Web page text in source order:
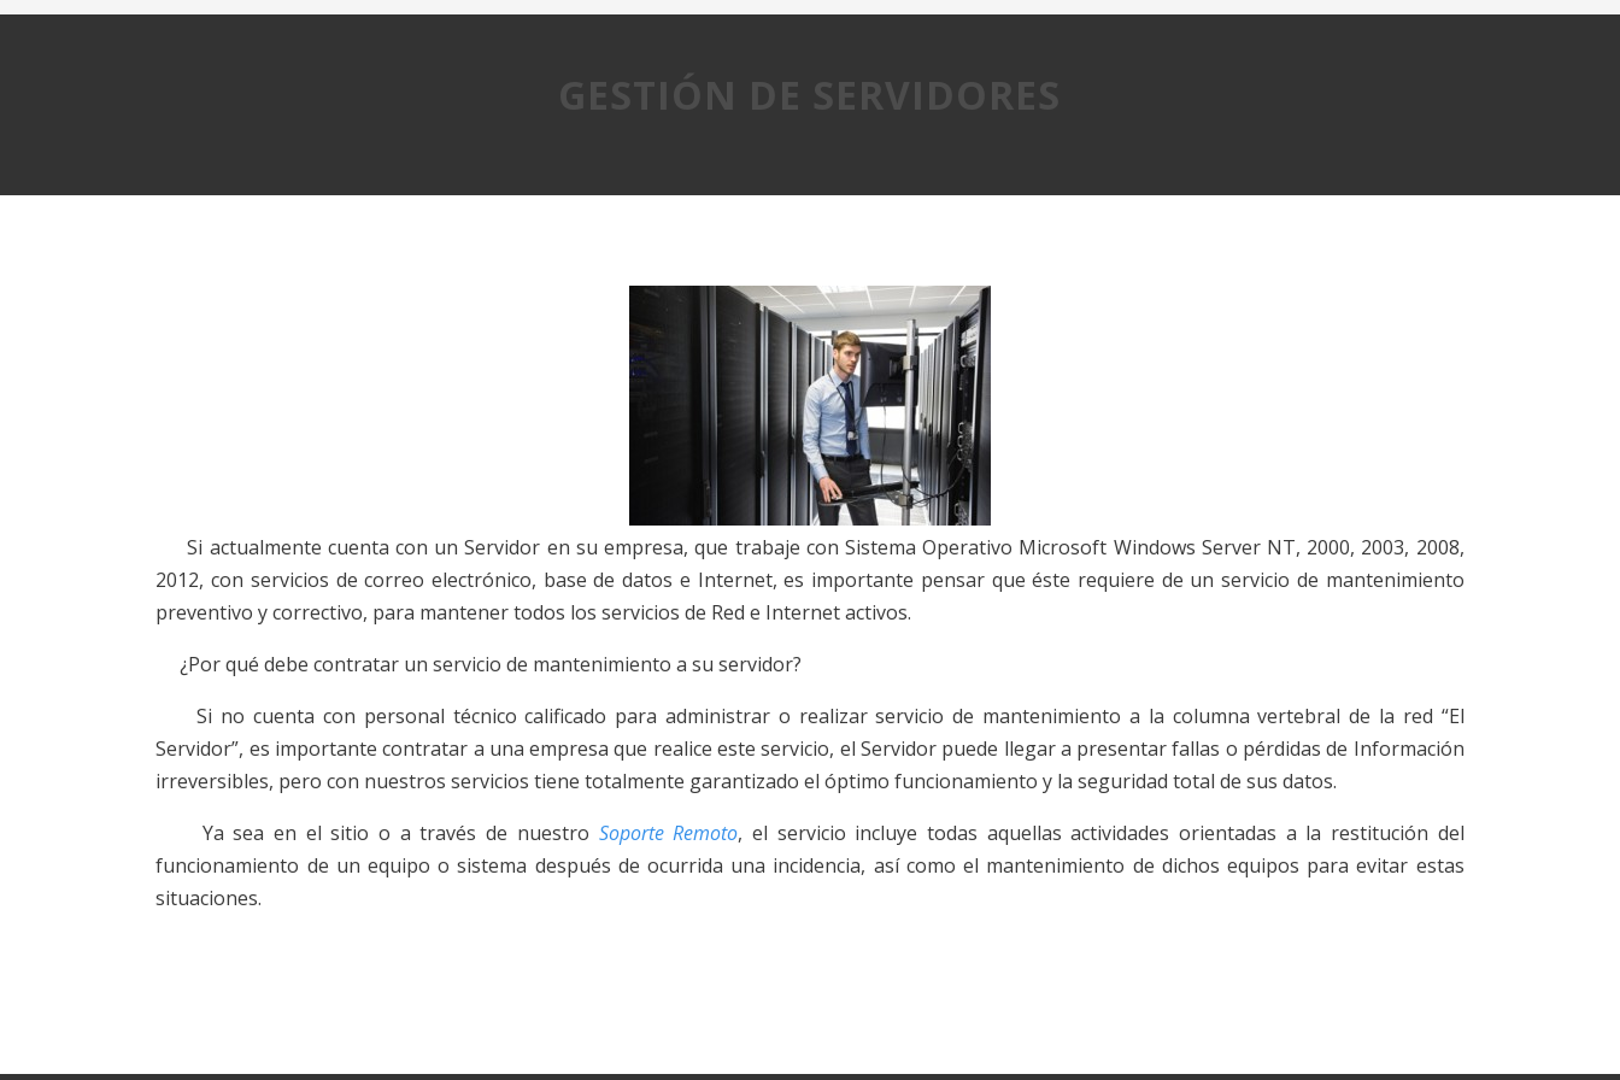
GESTIÓN DE SERVIDORES
Si actualmente cuenta con un Servidor en su empresa, que trabaje con Sistema Operativo Microsoft Windows Server NT, 2000, 2003, 2008,
2012, con servicios de correo electrónico, base de datos e Internet, es importante pensar que éste requiere de un servicio de mantenimiento
preventivo y correctivo, para mantener todos los servicios de Red e Internet activos.
¿Por qué debe contratar un servicio de mantenimiento a su servidor?
Si no cuenta con personal técnico calificado para administrar o realizar servicio de mantenimiento a la columna vertebral de la red “El
Servidor”, es importante contratar a una empresa que realice este servicio, el Servidor puede llegar a presentar fallas o pérdidas de Información
irreversibles, pero con nuestros servicios tiene totalmente garantizado el óptimo funcionamiento y la seguridad total de sus datos.
Ya sea en el sitio o a través de nuestro Soporte Remoto, el servicio incluye todas aquellas actividades orientadas a la restitución del
funcionamiento de un equipo o sistema después de ocurrida una incidencia, así como el mantenimiento de dichos equipos para evitar estas
situaciones.